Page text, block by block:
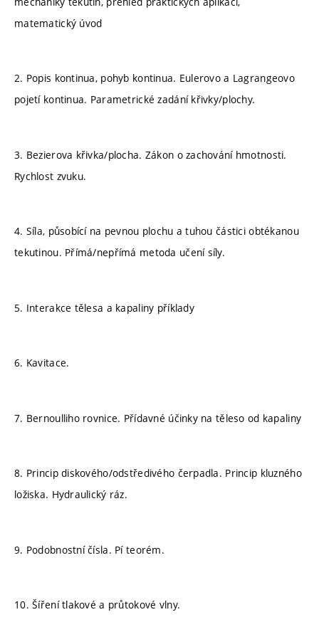
matematický úvod
2. Popis kontinua, pohyb kontinua. Eulerovo a Lagrangeovo
pojetí kontinua. Parametrické zadání křivky/plochy.
3. Bezierova křivka/plocha. Zákon o zachování hmotnosti.
Rychlost zvuku.
4. Síla, působící na pevnou plochu a tuhou částici obtékanou
tekutinou. Přímá/nepřímá metoda učení síly.
5. Interakce tělesa a kapaliny příklady
6. Kavitace.
7. Bernoulliho rovnice. Přídavné účinky na těleso od kapaliny
8. Princip diskového/odstředivého čerpadla. Princip kluzného
ložiska. Hydraulický ráz.
9. Podobnostní čísla. Pí teorém.
10. Šíření tlakové a průtokové vlny.